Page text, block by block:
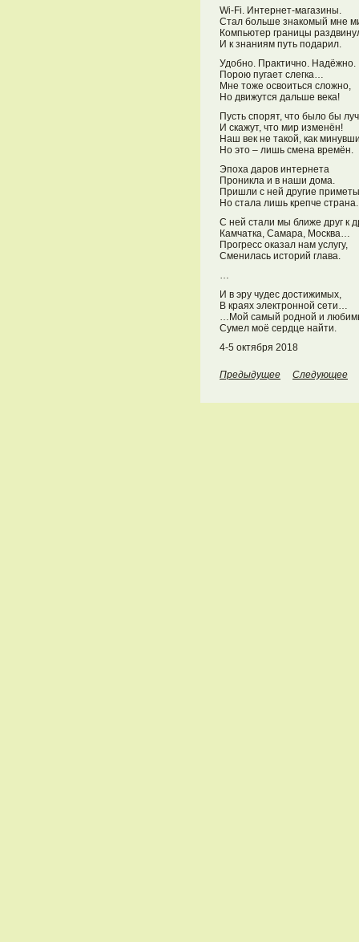
Wi-Fi. Интернет-магазины.
Стал больше знакомый мне
Компьютер границы
И к знаниям путь подарил.
Удобно. Практично. Надёжно.
Порою пугает слегка…
Мне тоже освоиться сложно,
Но движутся дальше века!
Пусть спорят, что было бы
И скажут, что мир изменён!
Наш век не такой, как
Но это – лишь смена времён.
Эпоха даров интернета
Проникла и в наши дома.
Пришли с ней другие
Но стала лишь крепче страна.
С ней стали мы ближе друг к
Камчатка, Самара, Москва…
Прогресс оказал нам услугу,
Сменилась историй глава.
…
И в эру чудес достижимых,
В краях электронной сети…
…Мой самый родной и
Сумел моё сердце найти.
4-5 октября 2018
Предыдущее Следующее